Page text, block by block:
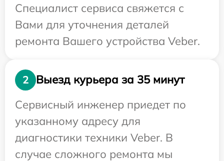
Специалист сервиса свяжется с
Вами для уточнения деталей
ремонта Вашего устройства Veber.
2
Выезд курьера за 35 минут
Сервисный инженер приедет по
указанному адресу для
диагностики техники Veber. В
случае сложного ремонта мы